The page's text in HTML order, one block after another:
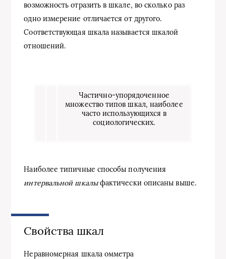
возможность отразить в шкале, во сколько раз
одно измерение отличается от другого.
Соответствующая шкала называется шкалой
отношений.
Частично-упорядоченное
множество типов шкал, наиболее
часто использующихся в
социологических.
Наиболее типичные способы получения
интервальной шкалыфактически описаны выше.
Свойства шкал
Неравномерная шкала омметра